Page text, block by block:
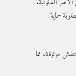
لحماية
موثوقة، مما